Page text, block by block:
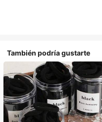
También podría gustarte